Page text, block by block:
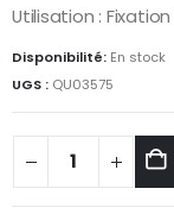
Utilisation :
Disponibilité: En stock
UGS : QU03575